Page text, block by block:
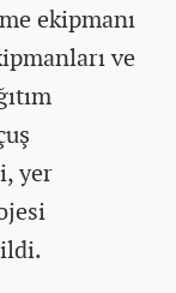
ekipmanı
ve
yer